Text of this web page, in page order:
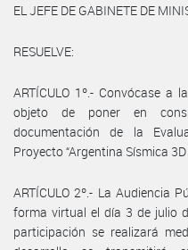
EL JEFE DE GABINETE DE
RESUELVE:
ARTÍCULO 1º.- Convócase a
objeto de poner en
documentación de la
Proyecto “Argentina Sísmica 3D
ARTÍCULO 2º.- La Audiencia
forma virtual el día 3 de julio
participación se realizará